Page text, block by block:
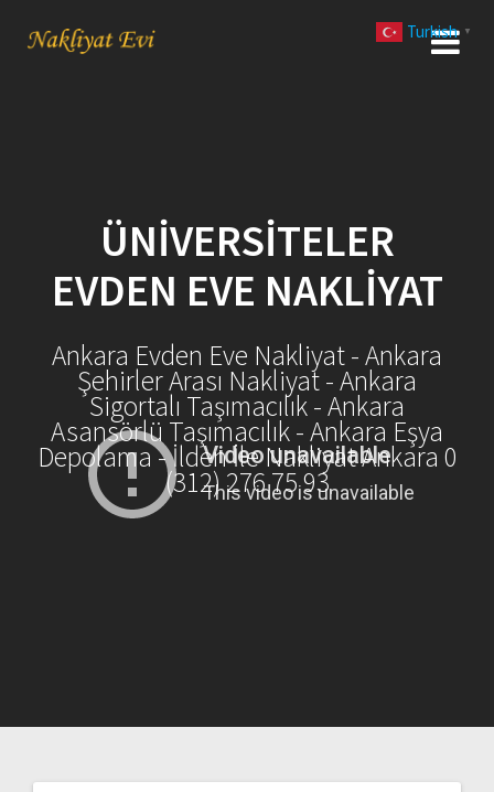
ÜNIVERSITELER
EVDEN EVE NAKLIYAT
Ankara Evden Eve Nakliyat - Ankara
Şehirler Arası Nakliyat - Ankara
Sigortalı Taşımacılık - Ankara
Asansörlü Taşımacılık - Ankara Eşya
Depolama - İlden İle Nakliyat Ankara 0
(312) 276 75 93
Turkish ▼